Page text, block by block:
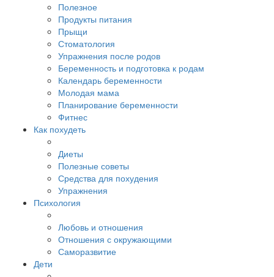
Полезное
Продукты питания
Прыщи
Стоматология
Упражнения после родов
Беременность и подготовка к родам
Календарь беременности
Молодая мама
Планирование беременности
Фитнес
Как похудеть
Диеты
Полезные советы
Средства для похудения
Упражнения
Психология
Любовь и отношения
Отношения с окружающими
Саморазвитие
Дети